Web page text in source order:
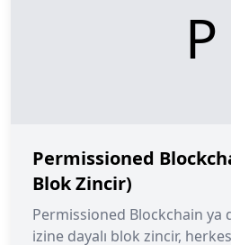
P
Permissioned
Blok Zincir)
Permissioned Blockchain ya
izine dayalı blok zincir,